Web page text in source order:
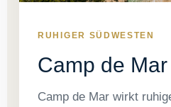
RUHIGER SÜDWESTEN
Camp de Mar
Camp de Mar wirkt